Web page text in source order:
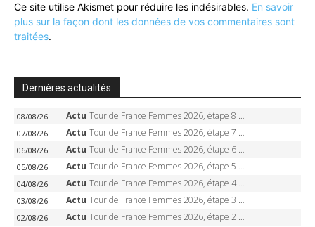
Ce site utilise Akismet pour réduire les indésirables. En savoir
plus sur la façon dont les données de vos commentaires sont
traitées.
Dernières actualités
08/08/26 Actu Tour de France Femmes 2026, étape 8 – Demi Vollering gagne à Nice, reprend le jaune, Niewiadoma à 8 secondes
07/08/26 Actu Tour de France Femmes 2026, étape 7 – Kasia Niewiadoma gagne le Ventoux, maillot jaune, Reusser et Vollering piégées
06/08/26 Actu Tour de France Femmes 2026, étape 6 – Kim Le Court-Pienaar gagne à Tournon, Reusser en jaune
05/08/26 Actu Tour de France Femmes 2026, étape 5 – Demi Vollering gagne à Belleville, Reusser en jaune, Ferrand-Prévot coule
04/08/26 Actu Tour de France Femmes 2026, étape 4 – Marlen Reusser écrase le chrono, Ferrand-Prévot en crise
03/08/26 Actu Tour de France Femmes 2026, étape 3 – Sigrid Haugset en solitaire, 88 km d’échappée, maillot jaune
02/08/26 Actu Tour de France Femmes 2026, étape 2 – Lorena Wiebes doublé à Genève, Markus héroïque, 7e record